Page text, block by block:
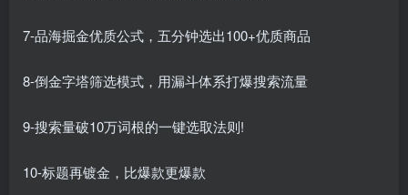
7-品海掘金优质公式，五分钟选出100+优质商品
8-倒金字塔筛选模式，用漏斗体系打爆搜索流量
9-搜索量破10万词根的一键选取法则!
10-标题再镀金，比爆款更爆款